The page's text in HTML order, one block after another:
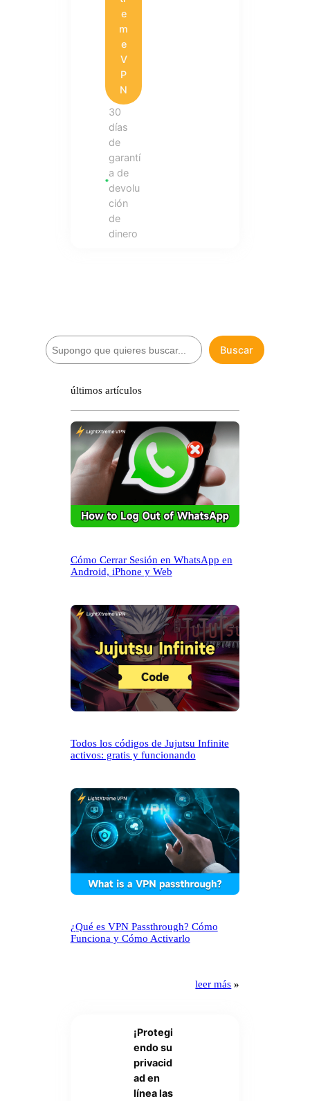
e
m
e
V
P
N
30
días
de
garantí
a de
devolu
ción
de
dinero
B
u
Buscar
últimos artículos
Cómo Cerrar Sesión en WhatsApp en
Android, iPhone y Web
Todos los códigos de Jujutsu Infinite
activos: gratis y funcionando
¿Qué es VPN Passthrough? Cómo
Funciona y Cómo Activarlo
leer más »
¡Protegi
endo su
privacid
ad en
línea las